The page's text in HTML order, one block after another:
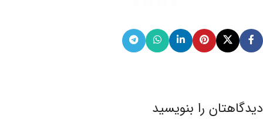
دیدگاهتان را بنویسید